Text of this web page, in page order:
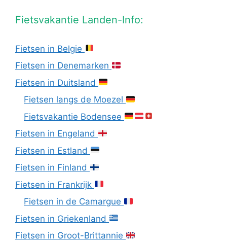
Fietsvakantie Landen-Info:
Fietsen in Belgie
Fietsen in Denemarken
Fietsen in Duitsland
Fietsen langs de Moezel
Fietsvakantie Bodensee
Fietsen in Engeland
Fietsen in Estland
Fietsen in Finland
Fietsen in Frankrijk
Fietsen in de Camargue
Fietsen in Griekenland
Fietsen in Groot-Brittannie